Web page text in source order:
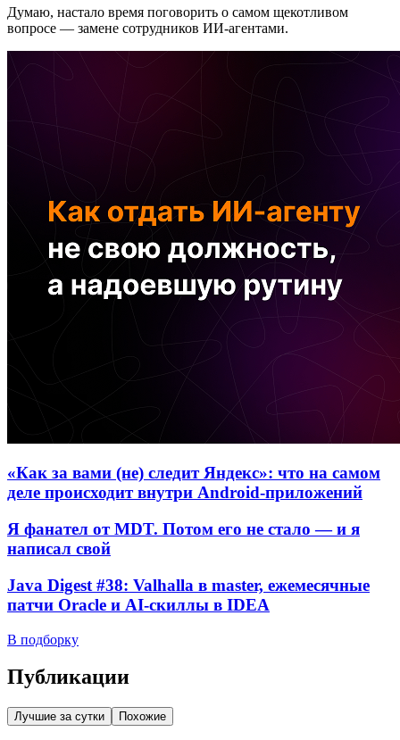
Думаю, настало время поговорить о самом щекотливом
вопросе — замене сотрудников ИИ-агентами.
«Как за вами (не) следит Яндекс»: что на самом
деле происходит внутри Android-приложений
Я фанател от MDT. Потом его не стало — и я
написал свой
Java Digest #38: Valhalla в master, ежемесячные
патчи Oracle и AI-скиллы в IDEA
В подборку
Публикации
Лучшие за сутки Похожие